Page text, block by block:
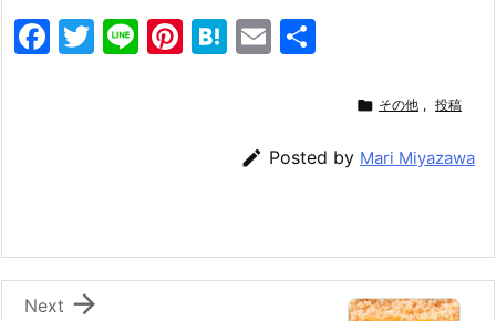
F
o
k
T
Li Pi H
a
E
l
 その他 , 投稿
 Posted by Mari Miyazawa

Next